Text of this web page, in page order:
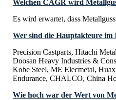
Welchen CAGR wird
Es wird erwartet, dass
Wer sind die Hauptakteure im
Precision Castparts, Hitachi
Doosan Heavy Industries &
Kobe Steel, ME Elecmetal,
Endurance, CHALCO, China
Wie hoch war der Wert von